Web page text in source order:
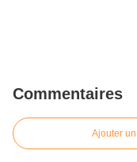
Commentaires
Ajouter